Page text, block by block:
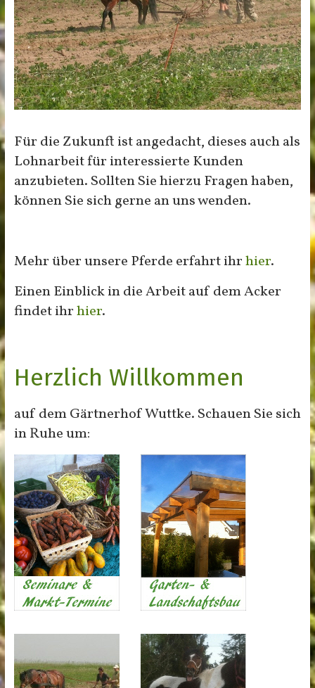
Für die Zukunft ist angedacht, dieses auch als
Lohnarbeit für interessierte Kunden
anzubieten. Sollten Sie hierzu Fragen haben,
können Sie sich gerne an uns wenden.
Mehr über unsere Pferde erfahrt ihrhier.
Einen Einblick in die Arbeit auf dem Acker
findet ihrhier.
Herzlich Willkommen
auf dem Gärtnerhof Wuttke. Schauen Sie sich
in Ruhe um: